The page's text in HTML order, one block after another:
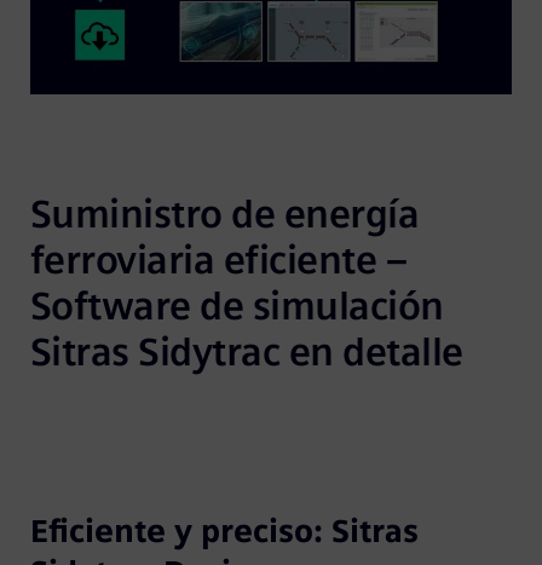
Suministro de energía
ferroviaria eficiente –
Software de simulación
Sitras Sidytrac en detalle
Eficiente y preciso: Sitras